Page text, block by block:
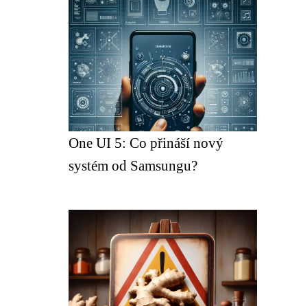
One UI 5: Co přináší nový
systém od Samsungu?